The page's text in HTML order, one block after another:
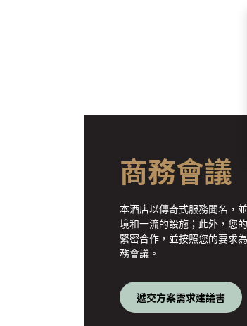
商務會議
本酒店以傳奇式服務聞名，
境和一流的設施；此外，您
緊密合作，並按照您的要求
務會議。
遞交方案需求建議書